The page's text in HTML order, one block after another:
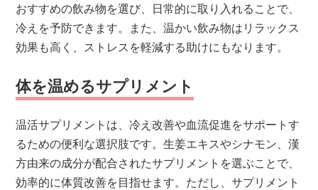
おすすめの飲み物を選び、日常的に取り入れることで、
冷えを予防できます。また、温かい飲み物はリラックス
効果も高く、ストレスを軽減する助けにもなります。
体を温めるサプリメント
温活サプリメントは、冷え改善や血流促進をサポートす
るための便利な選択肢です。生姜エキスやシナモン、漢
方由来の成分が配合されたサプリメントを選ぶことで、
効率的に体質改善を目指せます。ただし、サプリメント